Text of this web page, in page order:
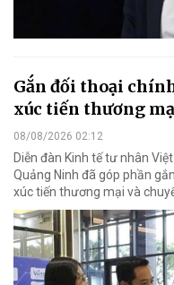
Gắn đối thoại
xúc tiến thương
08/08/2026 02:12
Diễn đàn Kinh tế tư nhân
Quảng Ninh đã góp phần
xúc tiến thương mại và